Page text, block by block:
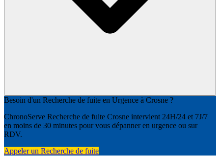
Besoin d'un Recherche de fuite en Urgence à Crosne ?
ChronoServe Recherche de fuite Crosne intervient 24H/24 et 7J/7
en moins de 30 minutes pour vous dépanner en urgence ou sur
RDV.
Appeler un Recherche de fuite